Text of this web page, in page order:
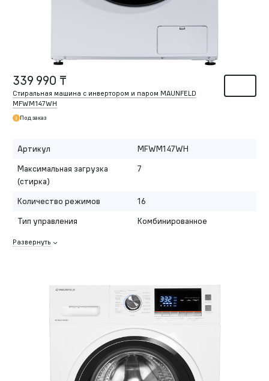
339 990 ₸
Стиральная машина с инвертором и паром MAUNFELD
MFWM147WH
Под заказ
Артикул
MFWM147WH
Максимальная загрузка
(стирка)
7
Количество режимов
16
Тип управления
Комбинированное
Развернуть